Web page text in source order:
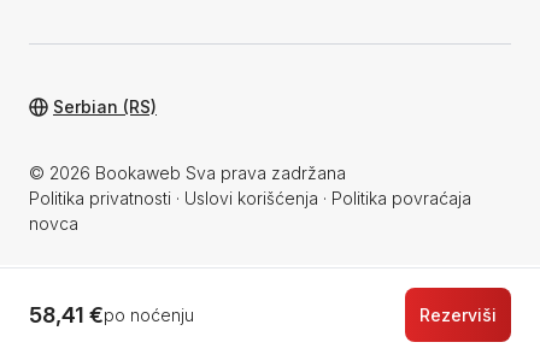
58,41 €po noćenju Rezerviši
© 2026 Bookaweb Sva prava zadržana
Politika privatnosti · Uslovi korišćenja · Politika povraćaja
novca
Serbian (RS)